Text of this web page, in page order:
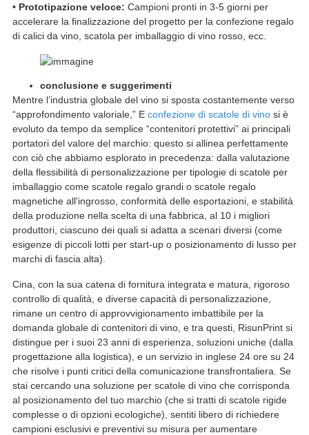
• Prototipazione veloce: Campioni pronti in 3-5 giorni per
accelerare la finalizzazione del progetto per la confezione regalo
di calici da vino, scatola per imballaggio di vino rosso, ecc.
conclusione e suggerimenti
Mentre l’industria globale del vino si sposta costantemente verso
“approfondimento valoriale,” E confezione di scatole di vinosi è
evoluto da tempo da semplice “contenitori protettivi” ai principali
portatori del valore del marchio: questo si allinea perfettamente
con ciò che abbiamo esplorato in precedenza: dalla valutazione
della flessibilità di personalizzazione per tipologie di scatole per
imballaggio come scatole regalo grandi o scatole regalo
magnetiche all'ingrosso, conformità delle esportazioni, e stabilità
della produzione nella scelta di una fabbrica, al 10 i migliori
produttori, ciascuno dei quali si adatta a scenari diversi (come
esigenze di piccoli lotti per start-up o posizionamento di lusso per
marchi di fascia alta).
Cina, con la sua catena di fornitura integrata e matura, rigoroso
controllo di qualità, e diverse capacità di personalizzazione,
rimane un centro di approvvigionamento imbattibile per la
domanda globale di contenitori di vino, e tra questi, RisunPrint si
distingue per i suoi 23 anni di esperienza, soluzioni uniche (dalla
progettazione alla logistica), e un servizio in inglese 24 ore su 24
che risolve i punti critici della comunicazione transfrontaliera. Se
stai cercando una soluzione per scatole di vino che corrisponda
al posizionamento del tuo marchio (che si tratti di scatole rigide
complesse o di opzioni ecologiche), sentiti libero di richiedere
campioni esclusivi e preventivi su misura per aumentare